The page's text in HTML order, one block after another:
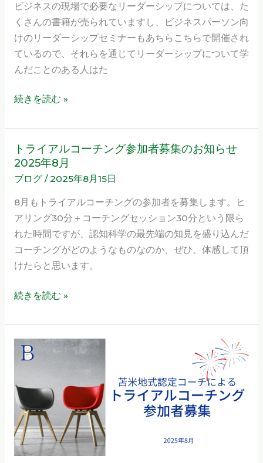
ビジネスの現場で必要なリーダーシップについては、た
くさんの書籍が売られていますし、ビジネスパーソン向
けのリーダーシップセミナーもあちらこちらで開催され
ているので、それらを通じてリーダーシップについて学
んだことのある人はた
の
お
知
ら
せ
続きを読む »
トライアルコーチング参加者募集のお知らせ
2025年8月
ブログ/2025年8月15日
8月もトライアルコーチングの参加者を募集します。ヒ
アリング30分＋コーチングセッション30分という限ら
れた時間ですが、認知科学の最先端の知見を盛り込んだ
コーチングがどのようなものなのか、ぜひ、体感して頂
けたらと思います。
ト
ラ
イ
ア
ル
コ
ー
チ
グ
加
者
の
お
知
ら
せ
続きを読む »
ト
ラ
ア
ル
コ
ー
チ